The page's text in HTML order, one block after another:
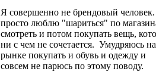
Я совершенно не брендовый
просто люблю "шариться" по
смотреть и потом покупать вещь,
ни с чем не сочетается. Умудряюсь на
рынке покупать и обувь и одежду и
совсем не парюсь по этому поводу.